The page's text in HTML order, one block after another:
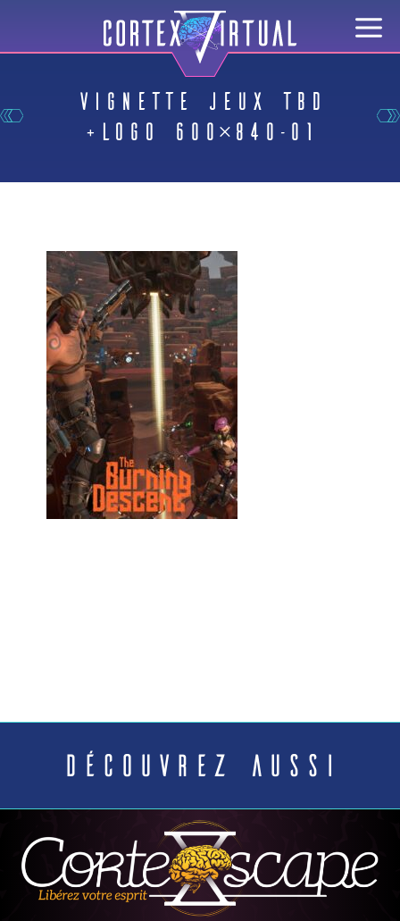
vignette jeux TBD
+LOGO 600×840-01
Découvrez aussi